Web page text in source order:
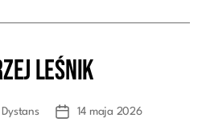
Kategorie
Leśnik
Data14 maja 2026